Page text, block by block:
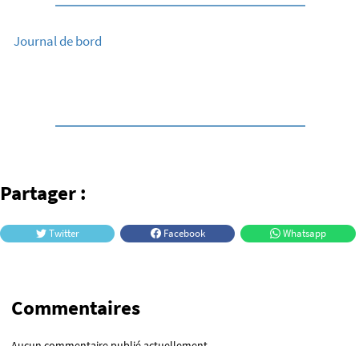
Journal de bord
Partager :
Twitter Facebook Whatsapp
Commentaires